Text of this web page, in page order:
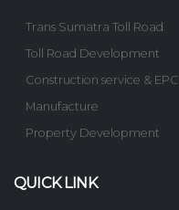
Trans Sumatra Toll Road
Toll Road Development
Construction service & EPC
Manufacture
Property Development
QUICK LINK